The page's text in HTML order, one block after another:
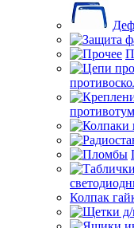
Колпак